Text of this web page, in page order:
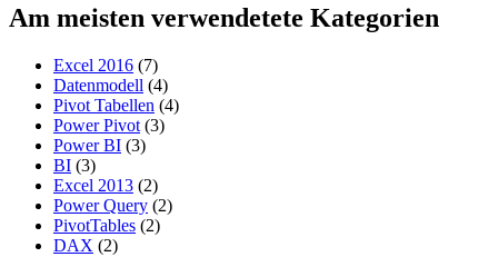
Am meisten verwendetete Kategorien
Excel 2016 (7)
Datenmodell (4)
Pivot Tabellen (4)
Power Pivot (3)
Power BI (3)
BI (3)
Excel 2013 (2)
Power Query (2)
PivotTables (2)
DAX (2)